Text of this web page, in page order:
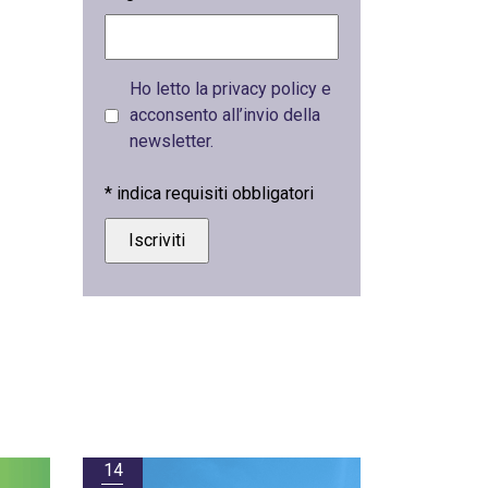
Ho letto la privacy policy e
acconsento all’invio della
newsletter.
* indica requisiti obbligatori
14